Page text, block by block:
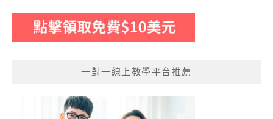
一對一線上教學平台推薦